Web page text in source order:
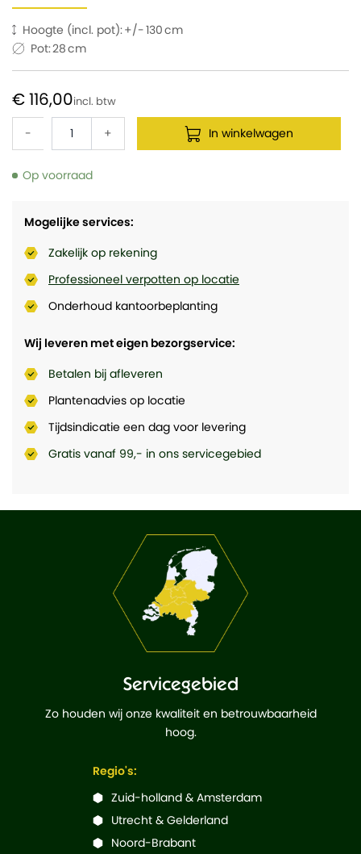
Hoogte (incl. pot):
130
Pot:28
Mogelijke services:
Zakelijk op rekening
Professioneel verpotten op locatie
Onderhoud kantoorbeplanting
Wij leveren met eigen bezorgservice:
Betalen bij afleveren
Plantenadvies op locatie
Tijdsindicatie een dag voor levering
Gratis vanaf 99,- in ons servicegebied
€ 116,00
- + In winkelwagen
Op voorraad
Servicegebied
Zo houden wij onze kwaliteit en betrouwbaarheid
hoog.
Regio's:
Zuid-holland & Amsterdam
Utrecht & Gelderland
Noord-Brabant